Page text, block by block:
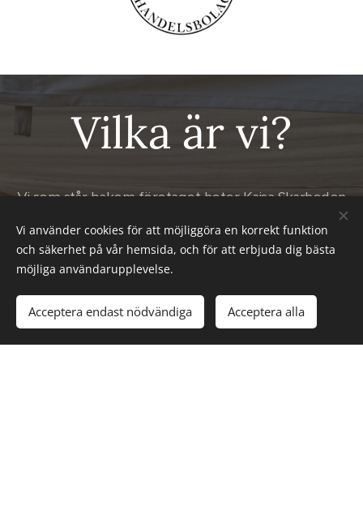
Vilka är vi?
Vi som står bakom företaget heter Kajsa Skarheden
och Bobbie Hermansson och vi är hantverkare inom
textil respektive trä och smide.
Det är vi som står bakom hela kedjan i Sytt & Smitt,
från design till produktion, från marknadsföring till
försäljning.
Vi använder cookies för att möjliggöra en korrekt funktion
och säkerhet på vår hemsida, och för att erbjuda dig bästa
möjliga användarupplevelse.
Acceptera endast nödvändiga Acceptera alla